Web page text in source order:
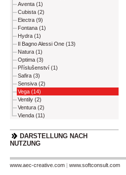
Aventa (1)
Cubista (2)
Electra (9)
Fontana (1)
Hydra (1)
Il Bagno Alessi One (13)
Natura (1)
Optima (3)
Příslušenství (1)
Safira (3)
Sensiva (2)
Vega (14)
Ventily (2)
Ventura (2)
Vienda (11)
DARSTELLUNG NACH
NUTZUNG
www.aec-creative.com | www.softconsult.com